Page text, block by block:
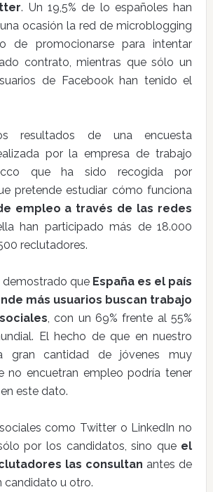
. Un 19,5% de lo españoles han
ocasión la red de microblogging
de promocionarse para intentar
contrato, mientras que sólo un
de Facebook han tenido el
resultados de una encuesta
por la empresa de trabajo
que ha sido recogida por
pretende estudiar cómo funciona
empleo a través de las redes
han participado más de 18.000
reclutadores.
demostrado que España es el país
más usuarios buscan trabajo
, con un 69% frente al 55%
El hecho de que en nuestro
gran cantidad de jóvenes muy
no encuetran empleo podría tener
este dato.
como Twitter o LinkedIn no
por los candidatos, sino que el
las consultan antes de
candidato u otro.